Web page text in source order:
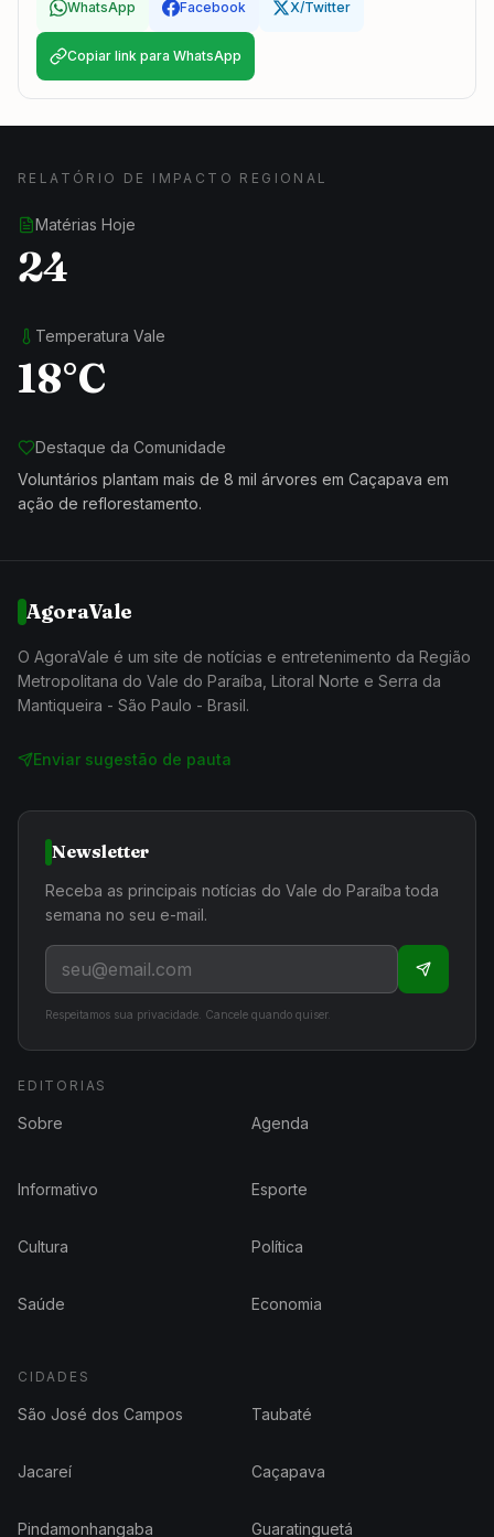
WhatsApp Facebook X/Twitter
Copiar link para WhatsApp
RELATÓRIO DE IMPACTO REGIONAL
Matérias Hoje
24
Temperatura Vale
18°C
Destaque da Comunidade
Voluntários plantam mais de 8 mil árvores em Caçapava em
ação de reflorestamento.
AgoraVale
O AgoraVale é um site de notícias e entretenimento da Região
Metropolitana do Vale do Paraíba, Litoral Norte e Serra da
Mantiqueira - São Paulo - Brasil.
Enviar sugestão de pauta
Newsletter
Receba as principais notícias do Vale do Paraíba toda
semana no seu e-mail.
Respeitamos sua privacidade. Cancele quando quiser.
EDITORIAS
Sobre Agenda
Informativo Esporte
Cultura Política
Saúde Economia
CIDADES
São José dos Campos Taubaté
Jacareí Caçapava
Pindamonhangaba Guaratinguetá